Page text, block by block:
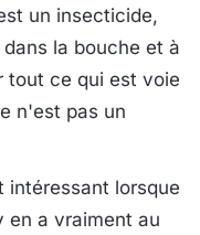
un insecticide,
la bouche et à
tout ce qui est voie
n'est pas un
intéressant lorsque
en a vraiment au